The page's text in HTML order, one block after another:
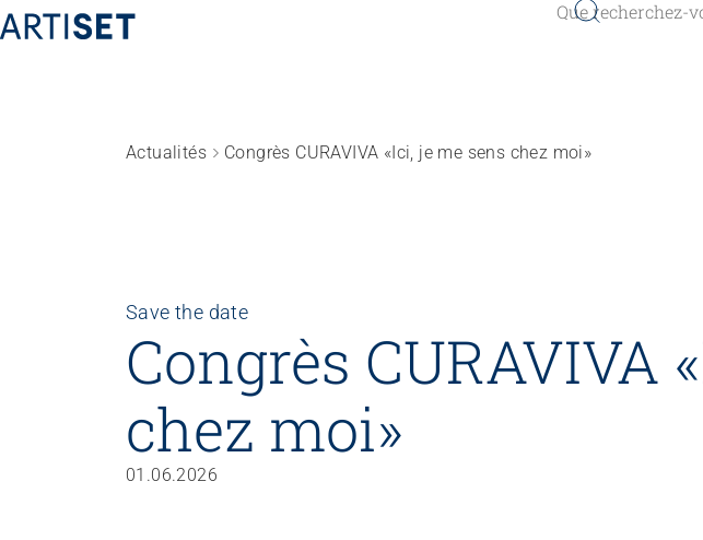
Politiques publiques & Prises de position
Travail en réseaux
Actualités Congrès CURAVIVA «Ici, je me sens chez moi»
Save the date
Congrès CURAVIVA
chez moi»
01.06.2026